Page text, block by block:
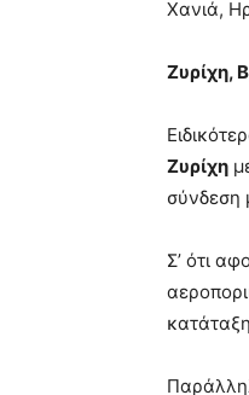
Χανιά,
Ζυρίχη,
Ζυρίχη
σύνδεση
Σ’ ότι